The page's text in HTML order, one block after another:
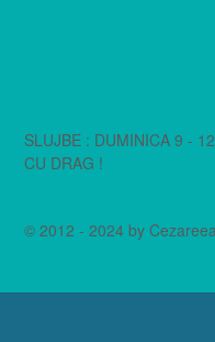
SLUJBE : DUMINICA 9 -
CU DRAG !
© 2012 - 2024 by Cezareea